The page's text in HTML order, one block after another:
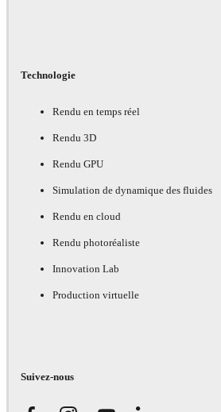
Technologie
Rendu en temps réel
Rendu 3D
Rendu GPU
Simulation de dynamique des fluides
Rendu en cloud
Rendu photoréaliste
Innovation Lab
Production virtuelle
Suivez-nous